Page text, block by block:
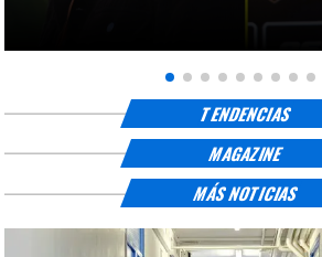
TENDENCIAS
MAGAZINE
MÁS NOTICIAS